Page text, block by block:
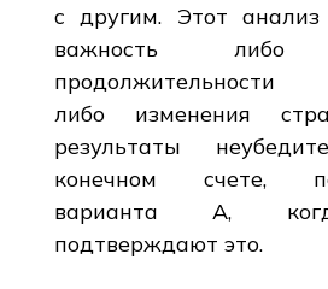
с другим. Этот анализ
важность либо
продолжительности
либо изменения
результаты
конечном счете,
варианта А,
подтверждают это.